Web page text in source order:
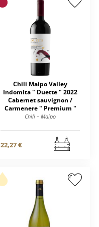
Chili Maipo Valley
Indomita " Duette " 2022
Cabernet sauvignon /
Carmenere " Premium "
Chili – Maipo
22,27 €